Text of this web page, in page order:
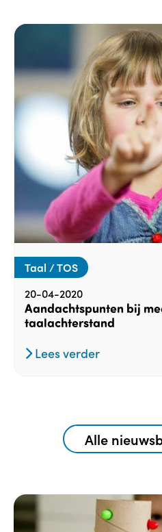
Taal / TOS
20-04-2020
Aandachtspunten bij
taalachterstand
Lees verder
Alle